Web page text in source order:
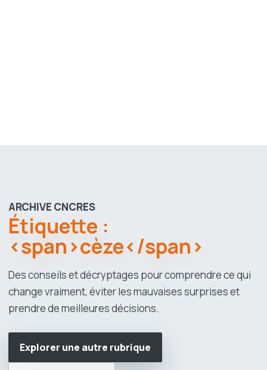
ARCHIVE CNCRES
Étiquette :
<span>cèze</span>
Des conseils et décryptages pour comprendre ce qui
change vraiment, éviter les mauvaises surprises et
prendre de meilleures décisions.
Explorer une autre rubrique